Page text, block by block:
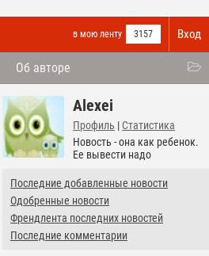
Вход
в мою ленту 3157
Об авторе
Alexei
Профиль | Статистика
Новость - она как ребенок.
Ее вывести надо
Последние добавленные новости
Одобренные новости
Френдлента последних новостей
Последние комментарии